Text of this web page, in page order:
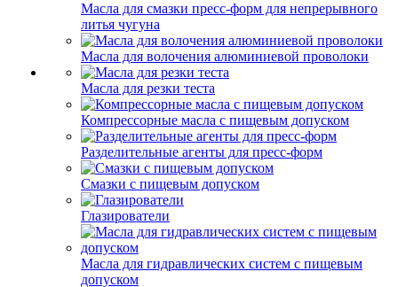
Масла для смазки пресс-форм для непрерывного
литья чугуна
Масла для волочения алюминиевой проволоки
Масла для резки теста
Компрессорные масла с пищевым допуском
Разделительные агенты для пресс-форм
Смазки с пищевым допуском
Глазирователи
Масла для гидравлических систем с пищевым
допуском